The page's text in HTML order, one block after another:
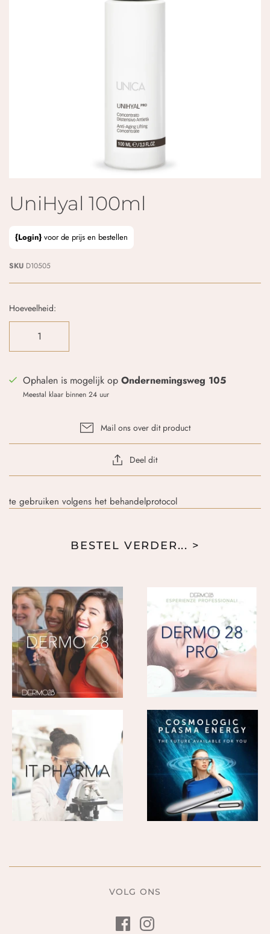
UniHyal 100ml
{Login} voor de prijs en bestellen
SKU D10505
Hoeveelheid:
Ophalen is mogelijk op Ondernemingsweg 105
Meestal klaar binnen 24 uur
Mail ons over dit product
Deel dit
te gebruiken volgens het behandelprotocol
BESTEL VERDER... >
VOLG ONS